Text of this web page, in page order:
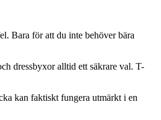
Bara för att du inte behöver bära
dressbyxor alltid ett säkrare val. T-
kan faktiskt fungera utmärkt i en